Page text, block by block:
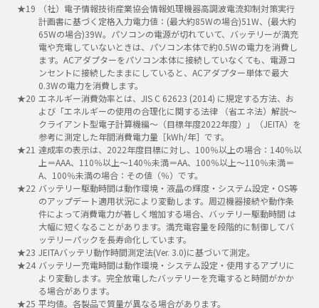
（社）電子情報技術産業協会情報処理機器高調波電流抑制対策実行
計画書に基づく定格入力電力値：(最大約85Wの場合)51W、(最大約
65Wの場合)39W。パソコンの電源が切れていて、バッテリーが満充
電や充電していないときは、パソコン本体で約0.5Wの電力を消費し
ます。ACアダプターをパソコン本体に接続していなくても、電源コ
ンセントに接続したままにしていると、ACアダプター単体で最大
0.3Wの電力を消費します。
エネルギー消費効率とは、JIS C 62623 (2014) に規定する方法、お
よび「エネルギーの使用の合理化に関する法律 （省エネ法）解説～
クライアント型電子計算機編～（目標年度2022年度）」（JEITA）を
参考に測定した年間消費電力量［kWh/年］です。
達成率の表示は、2022年度目標に対し、100％以上の場合：140％以
上＝AAA、110％以上～140％未満＝AA、100％以上～110％未満＝
A、100％未満の場合：その値（％）です。
バッテリー駆動時間は動作環境・液晶の輝度・システム設定・OS等
のアップデート適用状況により変動します。周辺機器接続や動作条
件によって消費電力が著しく増加する場合、バッテリー駆動時間 は
大幅に短くなることがあります。満充電容量を段階的に制御してバ
ッテリーパックを長寿命化しています。
JEITAバッテリ動作時間測定法(Ver. 3.0)に基づいて測定。
バッテリー充電時間は動作環境・システム設定・使用するアプリに
より変動します。完全放電したバッテリーを充電すると時間がかか
る場合があります。
平均値。各製品で質量が異なる場合があります。